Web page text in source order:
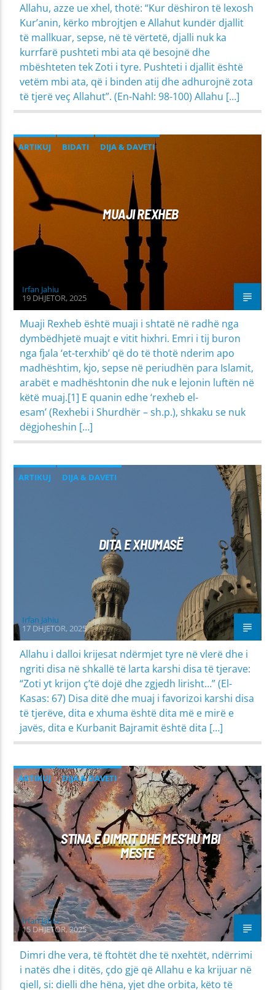
Allahu, azze ue xhel, thotë: “Kur dëshiron të lexosh
Kur’anin, kërko mbrojtjen e Allahut kundër djallit
të mallkuar, sepse, në të vërtetë, djalli nuk ka
kurrfarë pushteti mbi ata që besojnë dhe
mbështeten tek Zoti i tyre. Pushteti i djallit është
vetëm mbi ata, që i binden atij dhe adhurojnë zota
të tjerë veç Allahut”. (En-Nahl: 98-100) Allahu […]
ARTIKUJ BIDATI
DIJA & DAVETI
MIRËSJELLJA - EDUKATA FETARE
MUAJI REXHEB
Irfan Jahiu
19 DHJETOR, 2025
Muaji Rexheb është muaji i shtatë në radhë nga
dymbëdhjetë muajt e vitit hixhri. Emri i tij buron
nga fjala ‘et-terxhib’ që do të thotë nderim apo
madhështim, kjo, sepse në periudhën para Islamit,
arabët e madhështonin dhe nuk e lejonin luftën në
këtë muaj.[1] E quanin edhe ‘rexheb el-
esam’ (Rexhebi i Shurdhër – sh.p.), shkaku se nuk
dëgjoheshin […]
ARTIKUJ
DIJA & DAVETI
DITA E XHUMASË
Irfan Jahiu
17 DHJETOR, 2025
Allahu i dalloi krijesat ndërmjet tyre në vlerë dhe i
ngriti disa në shkallë të larta karshi disa të tjerave:
“Zoti yt krijon ç’të dojë dhe zgjedh lirisht…” (El-
Kasas: 67) Disa ditë dhe muaj i favorizoi karshi disa
të tjerëve, dita e xhuma është dita më e mirë e
javës, dita e Kurbanit Bajramit është dita […]
ARTIKUJ
DIJA & DAVETI
MIRËSJELLJA - EDUKATA FETARE
NAMAZI
PASTËRTIA
STINA E DIMRIT DHE MES’HU MBI
MESTE
Irfan Jahiu
15 DHJETOR, 2025
Dimri dhe vera, të ftohtët dhe të nxehtët, ndërrimi
i natës dhe i ditës, çdo gjë që Allahu e ka krijuar në
qiell, si: dielli dhe hëna, yjet dhe orbita, këto të